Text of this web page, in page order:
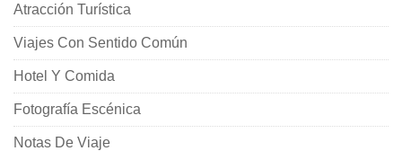
Atracción Turística
Viajes Con Sentido Común
Hotel Y Comida
Fotografía Escénica
Notas De Viaje